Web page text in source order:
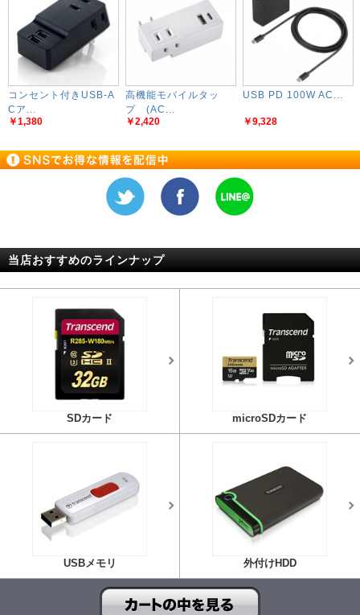
コンセント付きUSB-A
Cア...
￥1,380
高機能モバイルタッ
プ (AC...
￥2,420
USB PD 100W AC...
￥9,328
当店おすすめのラインナップ
SDカード microSDカード
USBメモリ 外付けHDD